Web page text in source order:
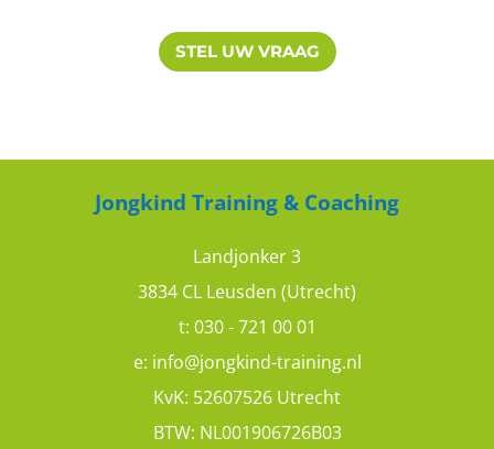
STEL UW VRAAG
Jongkind Training & Coaching
Landjonker 3
3834 CL Leusden (Utrecht)
t: 030 - 721 00 01
e: info@jongkind-training.nl
KvK: 52607526 Utrecht
BTW: NL001906726B03